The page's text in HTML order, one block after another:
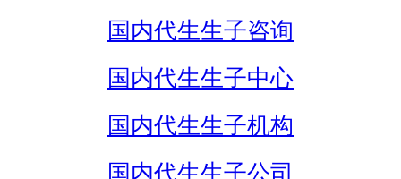
国内代生生子咨询
国内代生生子中心
国内代生生子机构
国内代生生子公司